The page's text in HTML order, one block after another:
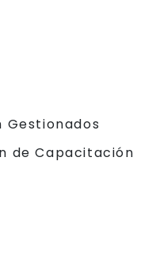
Gestionados
de Capacitación